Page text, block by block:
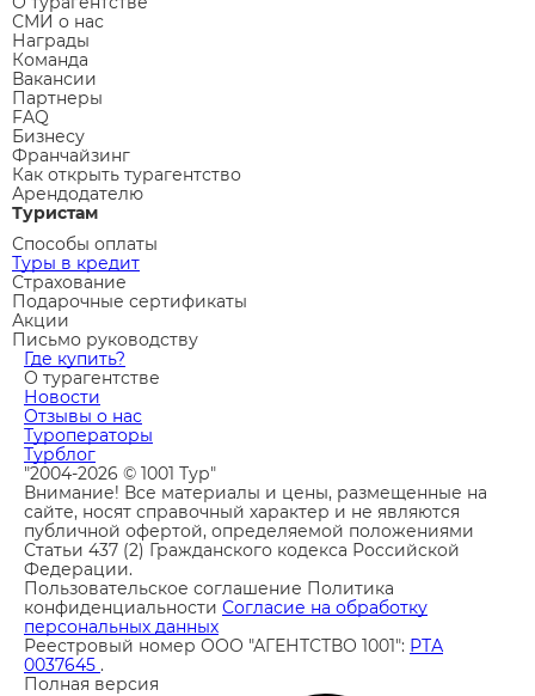
СМИ о нас
Награды
Команда
Вакансии
Партнеры
FAQ
Бизнесу
Франчайзинг
Как открыть турагентство
Арендодателю
Туристам
Способы оплаты
Туры в кредит
Страхование
Подарочные сертификаты
Акции
Письмо руководству
Где купить?
О турагентстве
Новости
Отзывы о нас
Туроператоры
Турблог
"2004-2026 © 1001 Тур"
Внимание! Все материалы и цены, размещенные на
сайте, носят справочный характер и не являются
публичной офертой, определяемой положениями
Статьи 437 (2) Гражданского кодекса Российской
Федерации.
Пользовательское соглашение Политика
конфиденциальности Согласие на обработку
персональных данных
Реестровый номер ООО "АГЕНТСТВО 1001": РТА
0037645 .
Полная версия